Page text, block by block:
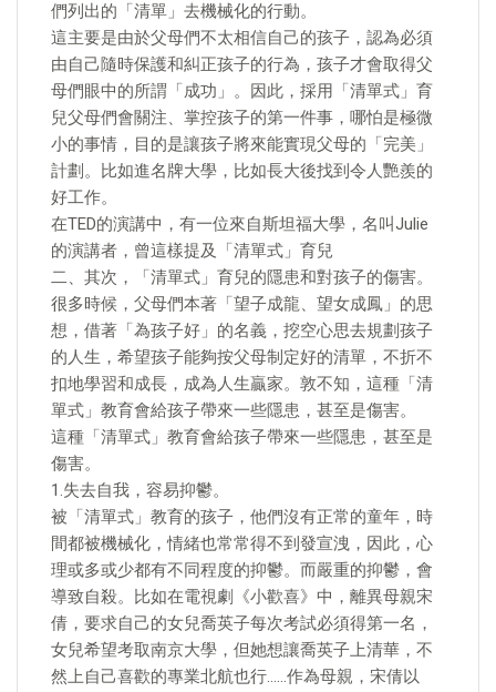
們列出的「清單」去機械化的行動。
這主要是由於父母們不太相信自己的孩子，認為必須
由自己隨時保護和糾正孩子的行為，孩子才會取得父
母們眼中的所謂「成功」。因此，採用「清單式」育
兒父母們會關注、掌控孩子的第一件事，哪怕是極微
小的事情，目的是讓孩子將來能實現父母的「完美」
計劃。比如進名牌大學，比如長大後找到令人艷羨的
好工作。
在TED的演講中，有一位來自斯坦福大學，名叫Julie
的演講者，曾這樣提及「清單式」育兒
二、其次，「清單式」育兒的隱患和對孩子的傷害。
很多時候，父母們本著「望子成龍、望女成鳳」的思
想，借著「為孩子好」的名義，挖空心思去規劃孩子
的人生，希望孩子能夠按父母制定好的清單，不折不
扣地學習和成長，成為人生贏家。敦不知，這種「清
單式」教育會給孩子帶來一些隱患，甚至是傷害。
這種「清單式」教育會給孩子帶來一些隱患，甚至是
傷害。
1.失去自我，容易抑鬱。
被「清單式」教育的孩子，他們沒有正常的童年，時
間都被機械化，情緒也常常得不到發宣洩，因此，心
理或多或少都有不同程度的抑鬱。而嚴重的抑鬱，會
導致自殺。比如在電視劇《小歡喜》中，離異母親宋
倩，要求自己的女兒喬英子每次考試必須得第一名，
女兒希望考取南京大學，但她想讓喬英子上清華，不
然上自己喜歡的專業北航也行……作為母親，宋倩以